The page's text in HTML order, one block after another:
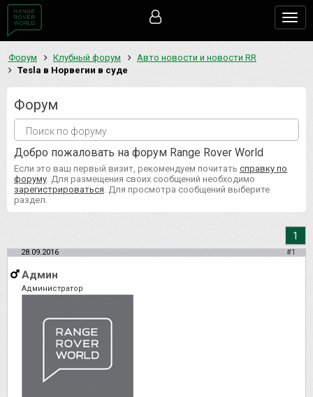
Форум Клубный форум
Авто новости и новости RR
Tesla в Норвегии в суде
Форум
Добро пожаловать на форум Range Rover World
Если это ваш первый визит, рекомендуем почитать справку по
форуму . Для размещения своих сообщений необходимо
зарегистрироваться . Для просмотра сообщений выберите
раздел.
1
28.09.2016 #1
Админ
Администратор